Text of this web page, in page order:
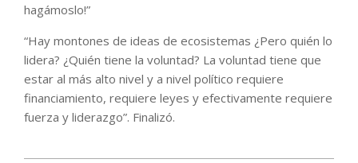
hagámoslo!”
“Hay montones de ideas de ecosistemas ¿Pero quién lo
lidera? ¿Quién tiene la voluntad? La voluntad tiene que
estar al más alto nivel y a nivel político requiere
financiamiento, requiere leyes y efectivamente requiere
fuerza y liderazgo”. Finalizó.